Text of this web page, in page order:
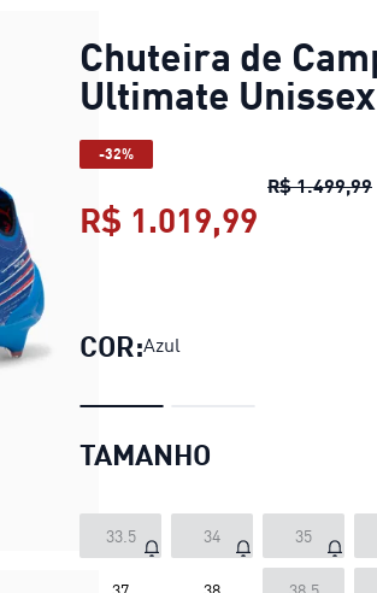
Chuteira de
Ultimate Unissex
-32%
R$ 1.499,99
R$ 1.019,99
COR:Azul
TAMANHO
33.5 34 35